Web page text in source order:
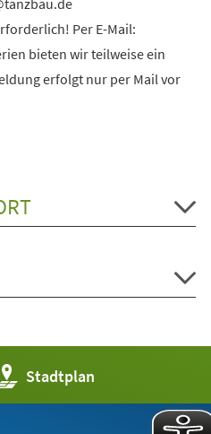
Per E-Mail:
bieten wir teilweise ein
erfolgt nur per Mail vor
Stadtplan
(Öffnet